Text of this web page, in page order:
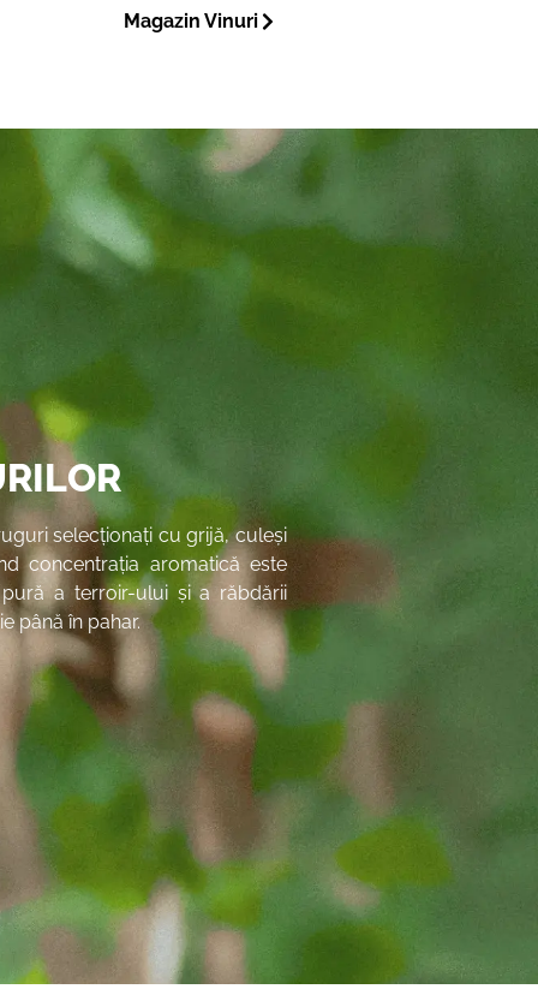
Magazin Vinuri
selecționați cu grijă, culeși
concentrația aromatică este
a terroir-ului și a răbdării
până în pahar.